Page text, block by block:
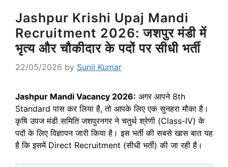
Jashpur Krishi Upaj Mandi
Recruitment 2026: जशपुर मंडी में
भृत्य और चौकीदार के पदों पर सीधी भर्ती
22/05/2026 by Sunil Kumar
Jashpur Mandi Vacancy 2026: अगर आपने 8th
Standard पास कर लिया है, तो आपके लिए एक सुनहरा मौका है।
कृषि उपज मंडी समिति जशपुरनगर ने चतुर्थ श्रेणी (Class-IV) के
पदों के लिए विज्ञापन जारी किया है। इस भर्ती की सबसे खास बात यह
है कि इसमें Direct Recruitment (सीधी भर्ती) की जा रही है।